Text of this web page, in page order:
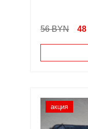
56 BYN 48
акция